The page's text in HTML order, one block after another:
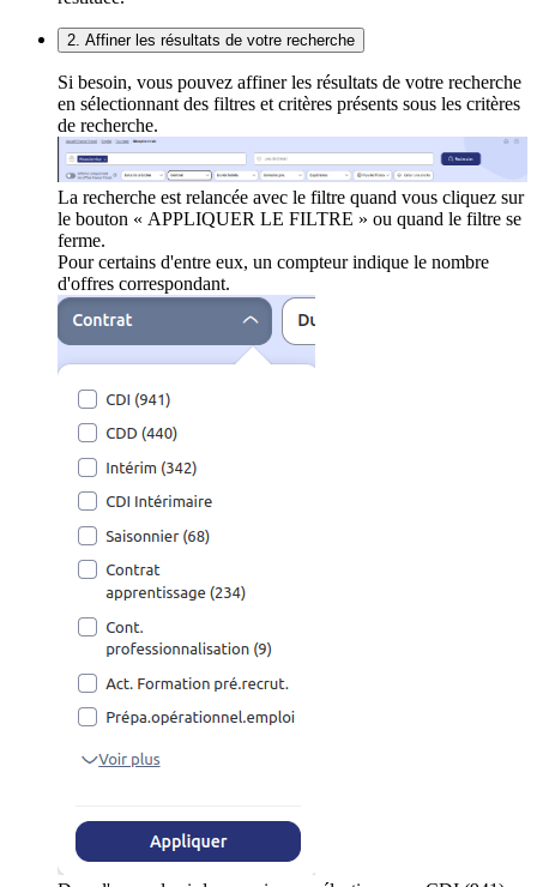
2. Affiner les résultats de votre recherche
Si besoin, vous pouvez affiner les résultats de votre recherche
en sélectionnant des filtres et critères présents sous les critères
de recherche.
La recherche est relancée avec le filtre quand vous cliquez sur
le bouton « APPLIQUER LE FILTRE » ou quand le filtre se
ferme.
Pour certains d'entre eux, un compteur indique le nombre
d'offres correspondant.